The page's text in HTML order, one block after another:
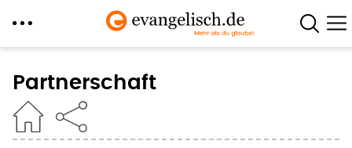
zum
Inhalt
Partnerschaft